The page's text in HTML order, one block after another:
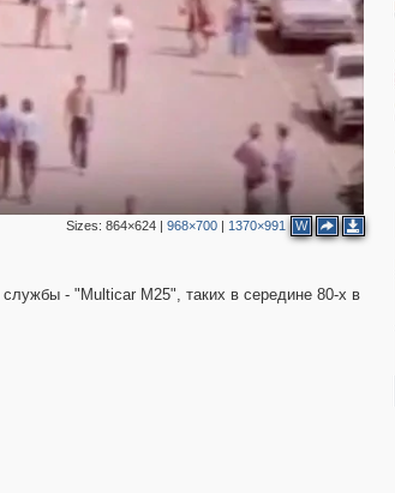
Sizes: 864×624| 968×700| 1370×991 W
- "Multicar M25", таких в середине 80-х в
3
3
6